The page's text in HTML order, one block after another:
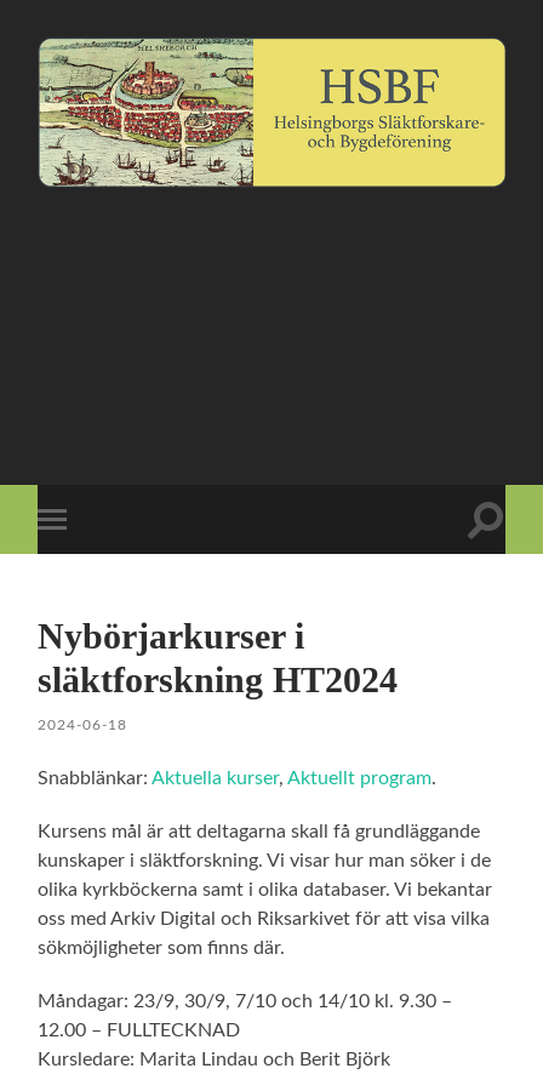
på/av
Slå
Nybörjarkurser i
släktforskning HT2024
2024-06-18
Snabblänkar:Aktuella kurser,Aktuellt program.
Kursens mål är att deltagarna skall få grundläggande
kunskaper i släktforskning. Vi visar hur man söker i de
olika kyrkböckerna samt i olika databaser. Vi bekantar
oss med Arkiv Digital och Riksarkivet för att visa vilka
sökmöjligheter som finns där.
Måndagar: 23/9, 30/9, 7/10 och 14/10 kl. 9.30 –
12.00 – FULLTECKNAD
Kursledare: Marita Lindau och Berit Björk